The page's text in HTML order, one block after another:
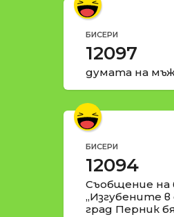
БИСЕРИ
12097
думата на
БИСЕРИ
12094
Съобщение на
„Изгубените
град Перник